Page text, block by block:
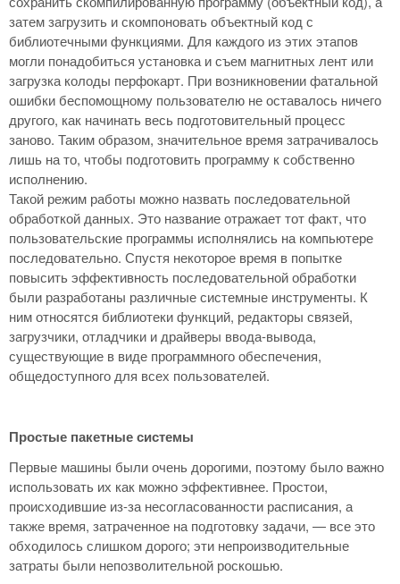
затем загрузить и скомпоновать объектный код с
библиотечными функциями. Для каждого из этих этапов
могли понадобиться установка и съем магнитных лент или
загрузка колоды перфокарт. При возникновении фатальной
ошибки беспомощному пользователю не оставалось ничего
другого, как начинать весь подготовительный процесс
заново. Таким образом, значительное время затрачивалось
лишь на то, чтобы подготовить программу к собственно
исполнению.
Такой режим работы можно назвать последовательной
обработкой данных. Это название отражает тот факт, что
пользовательские программы исполнялись на компьютере
последовательно. Спустя некоторое время в попытке
повысить эффективность последовательной обработки
были разработаны различные системные инструменты. К
ним относятся библиотеки функций, редакторы связей,
загрузчики, отладчики и драйверы ввода-вывода,
существующие в виде программного обеспечения,
общедоступного для всех пользователей.
Простые пакетные системы
Первые машины были очень дорогими, поэтому было важно
использовать их как можно эффективнее. Простои,
происходившие из-за несогласованности расписания, а
также время, затраченное на подготовку задачи, — все это
обходилось слишком дорого; эти непроизводительные
затраты были непозволительной роскошью.